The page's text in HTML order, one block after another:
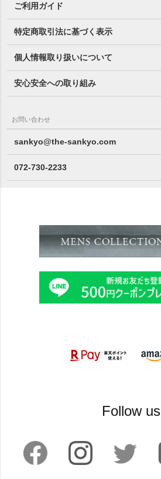
ご利用ガイド
特定商取引法に基づく表示
個人情報取り扱いについて
安心安全への取り組み
お問い合わせ
sankyo@the-sankyo.com
072-730-2233
Follow us